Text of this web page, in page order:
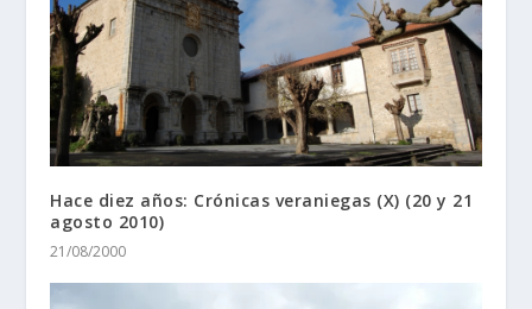
Hace diez años: Crónicas veraniegas (X) (20 y 21
agosto 2010)
21/08/2000